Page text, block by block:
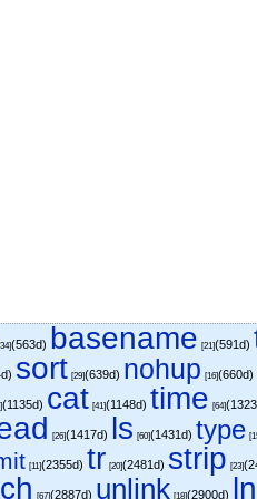
[34](563d) basename [21](591d)
sort [29](639d) nohup [16](660d)
(1135d) cat [41](1148d) time [64]
[26](1417d) ls [60](1431d) type
[11](2355d) tr [20](2481d) strip [23]
[67](2887d) unlink [18](2900d) ln